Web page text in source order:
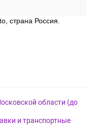
страна Россия.
области (до
и транспортные